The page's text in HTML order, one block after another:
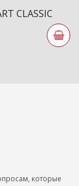
CLASSIC
которые